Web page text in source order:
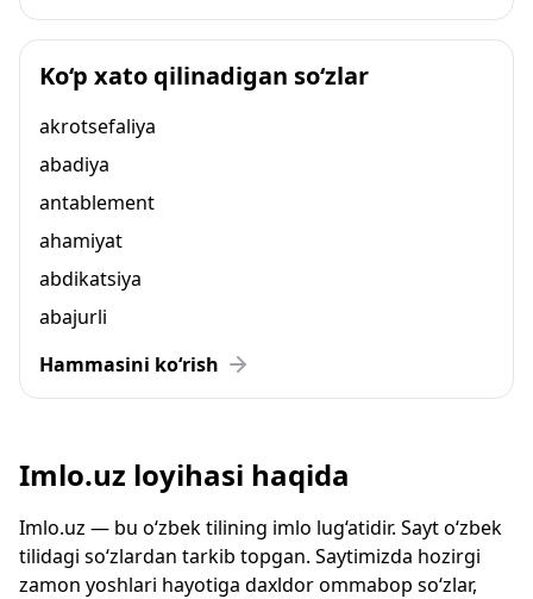
Ko‘p xato qilinadigan so‘zlar
akrotsefaliya
abadiya
antablement
ahamiyat
abdikatsiya
abajurli
Hammasini ko‘rish
Imlo.uz loyihasi haqida
Imlo.uz — bu o‘zbek tilining imlo lug‘atidir. Sayt o‘zbek
tilidagi so‘zlardan tarkib topgan. Saytimizda hozirgi
zamon yoshlari hayotiga daxldor ommabop so‘zlar,